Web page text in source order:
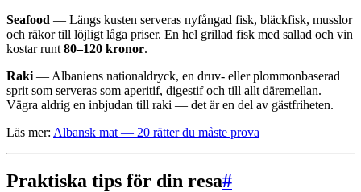
Seafood — Längs kusten serveras nyfångad fisk, bläckfisk, musslor
och räkor till löjligt låga priser. En hel grillad fisk med sallad och vin
kostar runt 80–120 kronor.
Raki — Albaniens nationaldryck, en druv- eller plommonbaserad
sprit som serveras som aperitif, digestif och till allt däremellan.
Vägra aldrig en inbjudan till raki — det är en del av gästfriheten.
Läs mer: Albansk mat — 20 rätter du måste prova
Praktiska tips för din resa#